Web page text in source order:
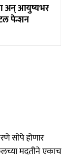
अन् आयुष्यभर
पेन्शन
सोपे होणार
मदतीने एकाच